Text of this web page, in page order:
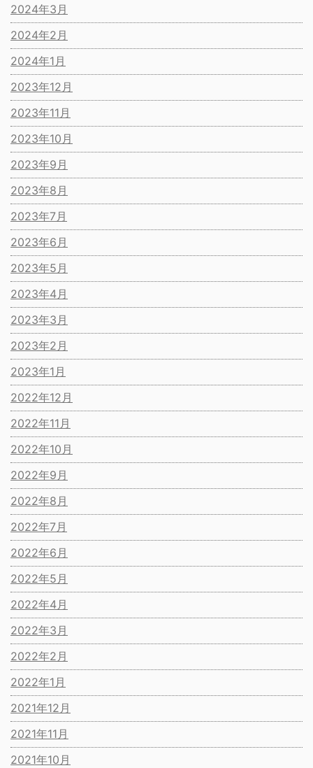
2024年3月
2024年2月
2024年1月
2023年12月
2023年11月
2023年10月
2023年9月
2023年8月
2023年7月
2023年6月
2023年5月
2023年4月
2023年3月
2023年2月
2023年1月
2022年12月
2022年11月
2022年10月
2022年9月
2022年8月
2022年7月
2022年6月
2022年5月
2022年4月
2022年3月
2022年2月
2022年1月
2021年12月
2021年11月
2021年10月